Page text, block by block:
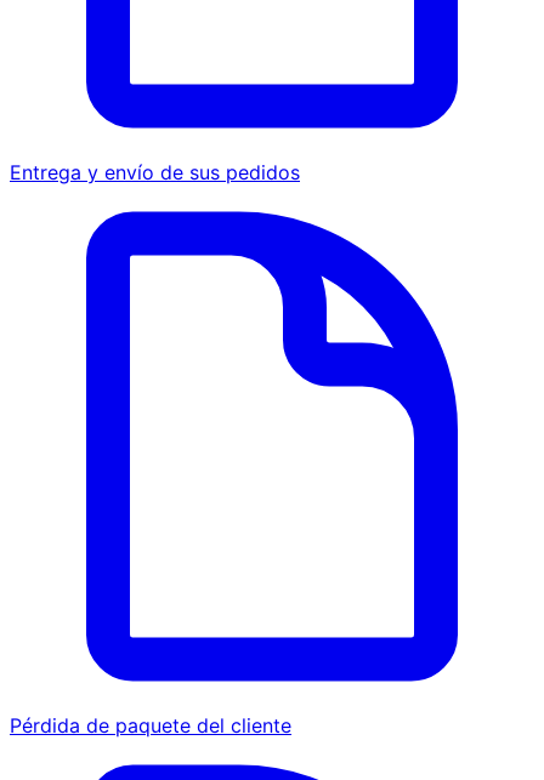
Entrega y envío de sus pedidos
Pérdida de paquete del cliente